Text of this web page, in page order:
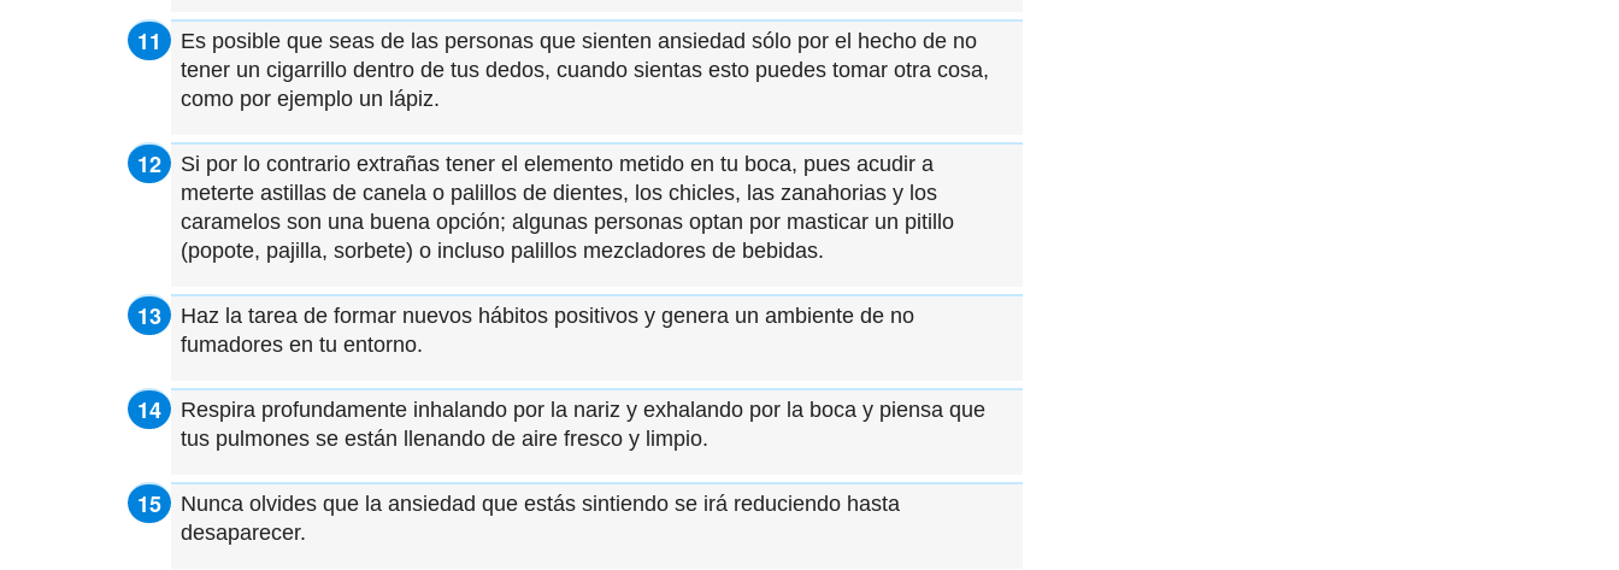
Es posible que seas de las personas que sienten ansiedad sólo por el hecho de no
tener un cigarrillo dentro de tus dedos, cuando sientas esto puedes tomar otra cosa,
como por ejemplo un lápiz.
Si por lo contrario extrañas tener el elemento metido en tu boca, pues acudir a
meterte astillas de canela o palillos de dientes, los chicles, las zanahorias y los
caramelos son una buena opción; algunas personas optan por masticar un pitillo
(popote, pajilla, sorbete) o incluso palillos mezcladores de bebidas.
Haz la tarea de formar nuevos hábitos positivos y genera un ambiente de no
fumadores en tu entorno.
Respira profundamente inhalando por la nariz y exhalando por la boca y piensa que
tus pulmones se están llenando de aire fresco y limpio.
Nunca olvides que la ansiedad que estás sintiendo se irá reduciendo hasta
desaparecer.